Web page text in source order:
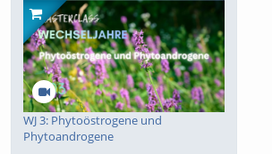
WJ 3: Phytoöstrogene und
Phytoandrogene